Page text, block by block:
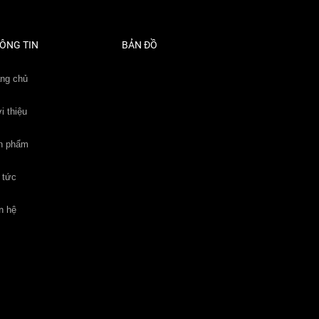
TIN
chủ
thiệu
phẩm
tức
hệ
BẢN ĐỒ